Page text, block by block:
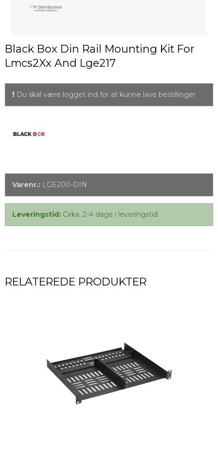
Black Box Din Rail Mounting Kit For
Lmcs2Xx And Lge217
Du skal være logget ind for at kunne lave bestillinger
Varenr.: LGE200-DIN
Leveringstid: Cirka. 2-4 dage i leveringstid
RELATEREDE PRODUKTER